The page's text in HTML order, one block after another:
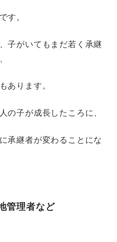
す。
子がいてもまだ若く承継
あります。
の子が成長したころに、
承継者が変わることにな
管理者など